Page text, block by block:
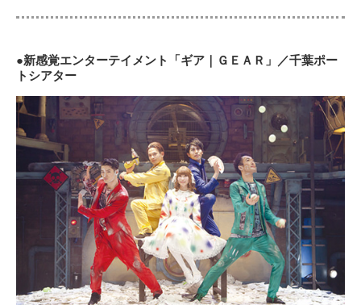
●新感覚エンターテイメント「ギア｜ＧＥＡＲ」／千葉ポー
トシアター